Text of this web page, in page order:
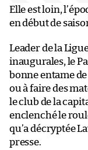
Elle est loin,
en début de
Leader de la
inaugurales, le
bonne entame
ou à faire des
le club de la
enclenché le
qu’a décryptée
presse.